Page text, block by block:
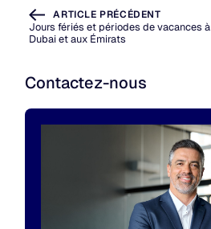
ARTICLE PRÉCÉDENT
Jours fériés et périodes de vacances à
Dubai et aux Émirats
Contactez-nous